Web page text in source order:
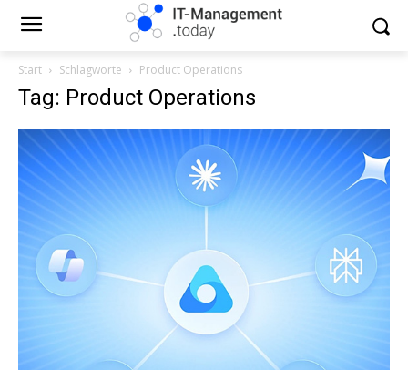
Start Schlagworte Product Operations
Tag: Product Operations